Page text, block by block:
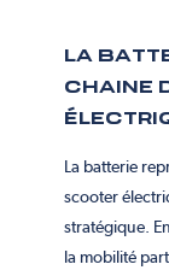
LA
CHAINE
La batterie
scooter
stratégique.
la mobilité